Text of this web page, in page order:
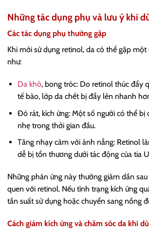
Những tác dụng phụ và lưu ý khi
Các tác dụng phụ thường gặp
Khi mới sử dụng retinol, da có thể gặp
như:
Da khô, bong tróc: Do retinol thúc đẩy
tế bào, lớp da chết bị đẩy lên nhanh
Đỏ rát, kích ứng: Một số người có thể bị
nhẹ trong thời gian đầu.
Tăng nhạy cảm với ánh nắng: Retinol
dễ bị tổn thương dưới tác động của tia
Những phản ứng này thường giảm dần
quen với retinol. Nếu tình trạng kích ứng
tần suất sử dụng hoặc chuyển sang nồng
Cách giảm kích ứng và chăm sóc da khi